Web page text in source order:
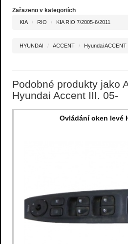
Zařazeno v kategoriích
KIA RIO KIA RIO 7/2005-6/2011
HYUNDAI ACCENT Hyundai ACCENT
Podobné produkty jako
Hyundai Accent III. 05-
Ovládání oken levé